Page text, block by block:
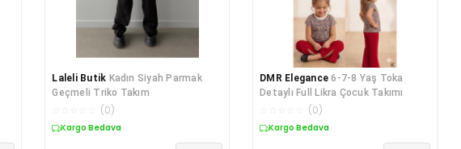
Laleli Butik Kadın Siyah Parmak
Geçmeli Triko Takım
(0)
Kargo Bedava
DMR Elegance 6-7-8 Yaş Toka
Detaylı Full Likra Çocuk Takımı
(0)
Kargo Bedava